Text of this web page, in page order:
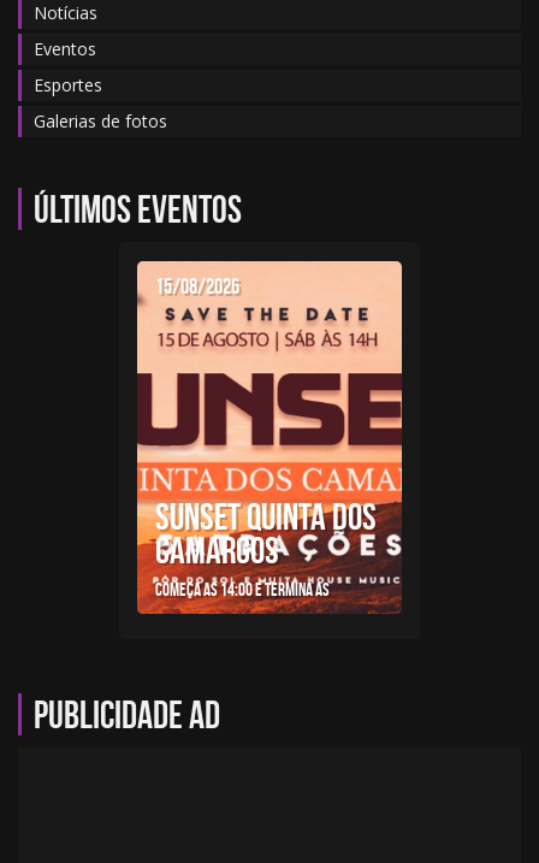
Notícias
Eventos
Esportes
Galerias de fotos
Últimos eventos
15/08/2026
SUNSET QUINTA DOS
CAMARGOS
Começa as 14:00 e termina as
Publicidade AD